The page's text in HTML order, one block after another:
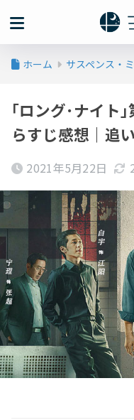
ホーム サスペンス・
｢ロング･ナイト
らすじ感想｜追
2021年5月22日